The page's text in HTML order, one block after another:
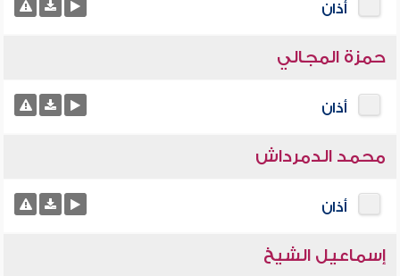
أذان
حمزة المجالي
أذان
محمد الدمرداش
أذان
إسماعيل الشيخ